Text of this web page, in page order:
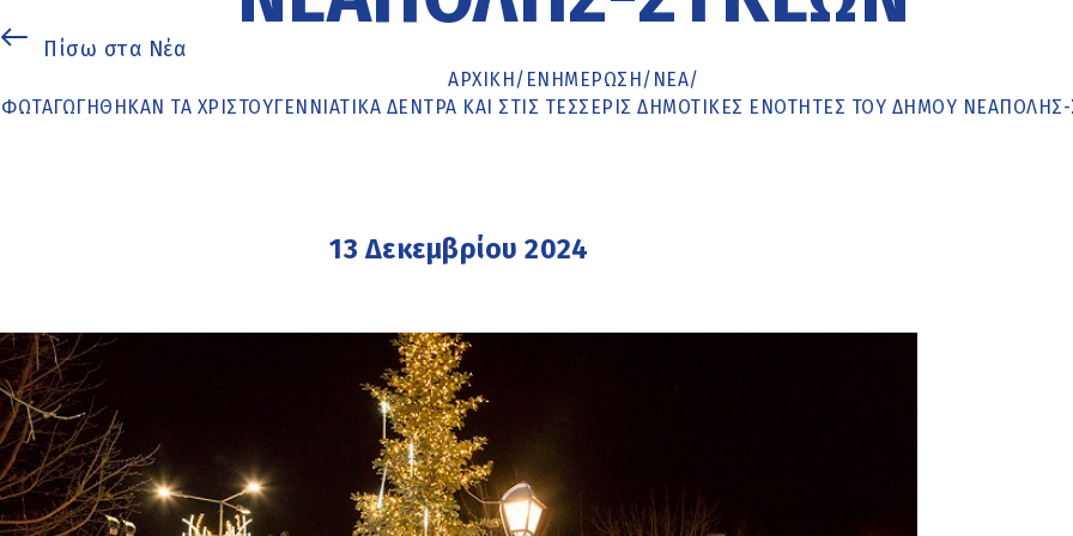
Πίσω στα Νέα
ΑΡΧΙΚΉ/ ΕΝΗΜΈΡΩΣΗ/ ΝΕΑ/
ΦΩΤΑΓΩΓΉΘΗΚΑΝ ΤΑ ΧΡΙΣΤΟΥΓΕΝΝΙΆΤΙΚΑ ΔΈΝΤΡΑ ΚΑΙ ΣΤΙΣ ΤΈΣΣΕΡΙΣ ΔΗΜΟΤΙΚΈΣ ΕΝΌΤΗΤΕΣ ΤΟΥ ΔΉΜΟΥ
13 Δεκεμβρίου 2024